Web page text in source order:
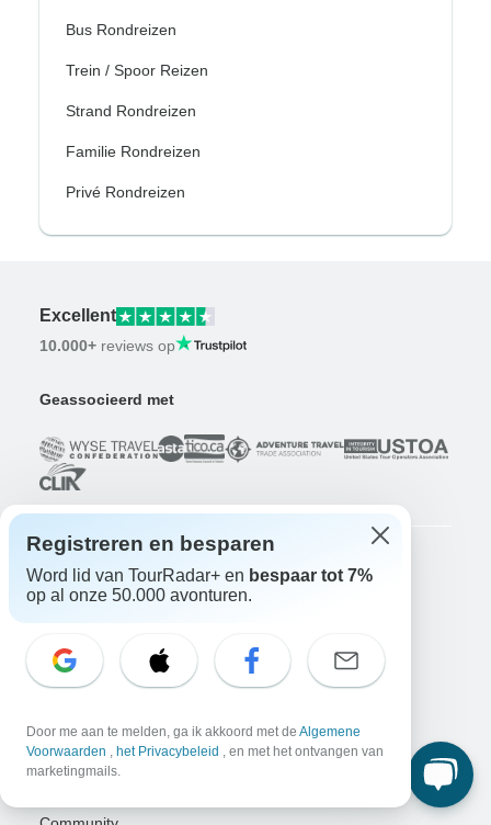
Bus Rondreizen
Trein / Spoor Reizen
Strand Rondreizen
Familie Rondreizen
Privé Rondreizen
Excellent
10.000+ reviews op
Geassocieerd met
Bedrijf
Reizigers
Waarom TourRadar?
Na je boeking
Registreren en besparen
Word lid van TourRadar+ en bespaar tot 7%
op al onze 50.000 avonturen.
Door me aan te melden, ga ik akkoord met de Algemene
Voorwaarden , het Privacybeleid , en met het ontvangen van
marketingmails.